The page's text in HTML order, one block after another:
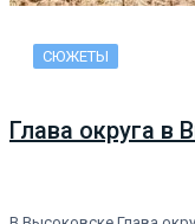
СЮЖЕТЫ
Глава округа в